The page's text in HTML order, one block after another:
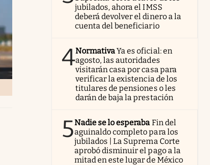
jubilados, ahora el IMSS
deberá devolver el dinero a la
cuenta del beneficiario
4NormativaYa es oficial: en
agosto, las autoridades
visitarán casa por casa para
verificar la existencia de los
titulares de pensiones o les
darán de baja la prestación
5Nadie se lo esperaba Fin del
aguinaldo completo para los
jubilados | La Suprema Corte
aprobó disminuir el pago a la
mitad en este lugar de México